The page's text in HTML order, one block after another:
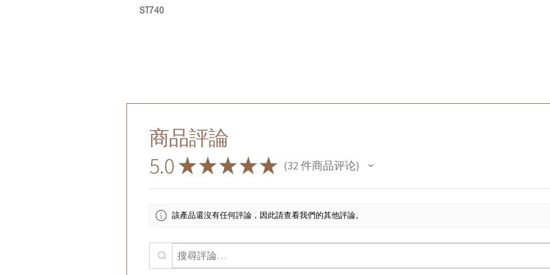
ST740
商品評論
5.0 ★★★★★ 32 件商品评论
32
該產品還沒有任何評論，因此請查看我們的其他評論。